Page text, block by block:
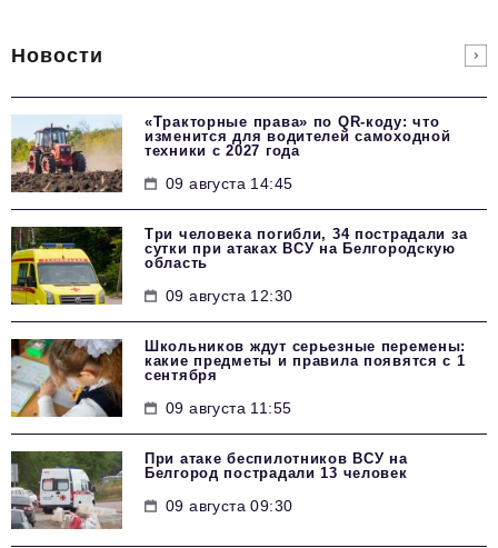
Новости
«Тракторные права» по QR-коду: что
изменится для водителей самоходной
техники с 2027 года
09 августа 14:45
Три человека погибли, 34 пострадали за
сутки при атаках ВСУ на Белгородскую
область
09 августа 12:30
Школьников ждут серьезные перемены:
какие предметы и правила появятся с 1
сентября
09 августа 11:55
При атаке беспилотников ВСУ на
Белгород пострадали 13 человек
09 августа 09:30